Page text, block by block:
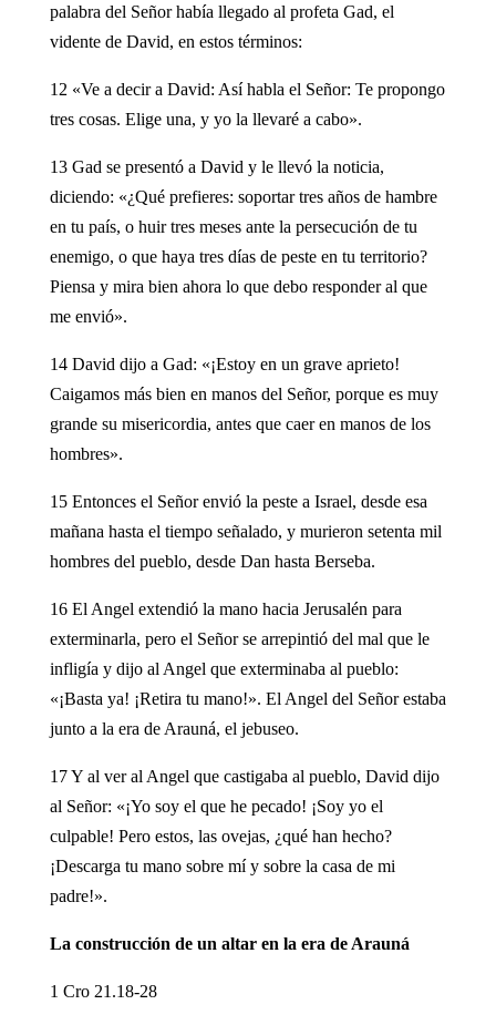
palabra del Señor había llegado al profeta Gad, el
vidente de David, en estos términos:
12 «Ve a decir a David: Así habla el Señor: Te propongo
tres cosas. Elige una, y yo la llevaré a cabo».
13 Gad se presentó a David y le llevó la noticia,
diciendo: «¿Qué prefieres: soportar tres años de hambre
en tu país, o huir tres meses ante la persecución de tu
enemigo, o que haya tres días de peste en tu territorio?
Piensa y mira bien ahora lo que debo responder al que
me envió».
14 David dijo a Gad: «¡Estoy en un grave aprieto!
Caigamos más bien en manos del Señor, porque es muy
grande su misericordia, antes que caer en manos de los
hombres».
15 Entonces el Señor envió la peste a Israel, desde esa
mañana hasta el tiempo señalado, y murieron setenta mil
hombres del pueblo, desde Dan hasta Berseba.
16 El Angel extendió la mano hacia Jerusalén para
exterminarla, pero el Señor se arrepintió del mal que le
infligía y dijo al Angel que exterminaba al pueblo:
«¡Basta ya! ¡Retira tu mano!». El Angel del Señor estaba
junto a la era de Arauná, el jebuseo.
17 Y al ver al Angel que castigaba al pueblo, David dijo
al Señor: «¡Yo soy el que he pecado! ¡Soy yo el
culpable! Pero estos, las ovejas, ¿qué han hecho?
¡Descarga tu mano sobre mí y sobre la casa de mi
padre!».
La construcción de un altar en la era de Arauná
1 Cro 21.18-28